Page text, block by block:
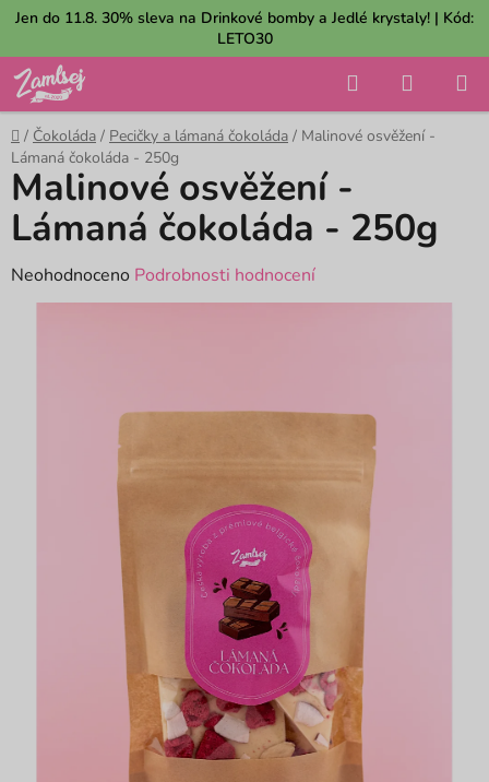
Přejít
obsah
Jen do 11.8. 30% sleva na Drinkové bomby a Jedlé krystaly! | Kód:
LETO30
Hledat
KOŠÍK
Domů
/ Čokoláda / Pecičky a lámaná čokoláda / Malinové osvěžení -
Lámaná čokoláda - 250g
Malinové osvěžení -
Lámaná čokoláda - 250g
Průměrné
hodnocení
Neohodnoceno Podrobnosti hodnocení